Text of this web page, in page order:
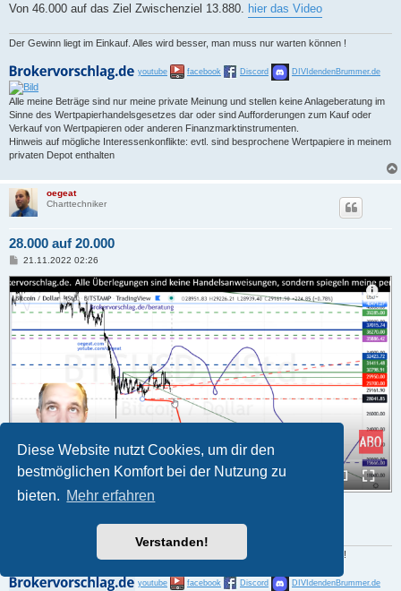
Diese Website nutzt Cookies, um dir den
bestmöglichen Komfort bei der Nutzung zu
bieten. Mehr erfahren
Verstanden!
Von 46.000 auf das Ziel Zwischenziel 13.880.
hier das Video
Der Gewinn liegt im Einkauf. Alles wird besser, man muss nur warten können !
youtube facebook Discord DIVIdendenBrummer.de
Alle meine Beträge sind nur meine private Meinung und stellen keine Anlageberatung im
Sinne des Wertpapierhandelsgesetzes dar oder sind Aufforderungen zum Kauf oder
Verkauf von Wertpapieren oder anderen Finanzmarktinstrumenten.
Hinweis auf mögliche Interessenkonflikte: evtl. sind besprochene Wertpapiere in meinem
privaten Depot enthalten
oegeat
Charttechniker
28.000 auf 20.000
B
i
t
r
a
21.11.2022 02:26
28-20000.PNG (229.58 KiB) 193284 mal betrachtet
Der Gewinn liegt im Einkauf. Alles wird besser, man muss nur warten können !
youtube facebook Discord DIVIdendenBrummer.de